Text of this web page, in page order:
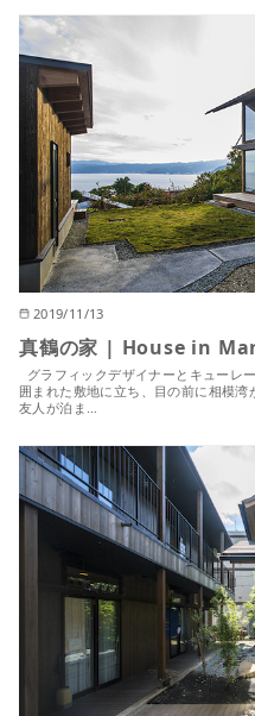
2019/11/13
真鶴の家 | House in
グラフィックデザイナーとキューレ
囲まれた敷地に立ち、目の前に相模
友人が泊ま…